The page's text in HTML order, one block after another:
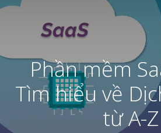
Phần mềm
Tìm hiểu về
từ A-Z